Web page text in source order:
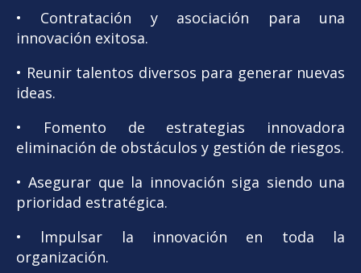
• Contratación y asociación para una
innovación exitosa.
• Reunir talentos diversos para generar nuevas
ideas.
• Fomento de estrategias innovadora
eliminación de obstáculos y gestión de riesgos.
• Asegurar que la innovación siga siendo una
prioridad estratégica.
• lmpulsar la innovación en toda la
organización.